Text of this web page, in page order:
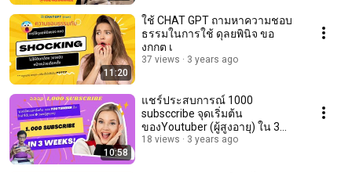
11:20
ใช้ CHAT GPT ถามหาความชอบ
ธรรมในการใช้ ดุลยพินิจ ขอ
งกกต เ
37 views 3 years ago
10:58
แชร์ประสบการณ์ 1000
subsccribe จุดเริ่มต้น
ของYoutuber (ผู้สูงอายุ) ใน 3
สัปดาห์
18 views 3 years ago